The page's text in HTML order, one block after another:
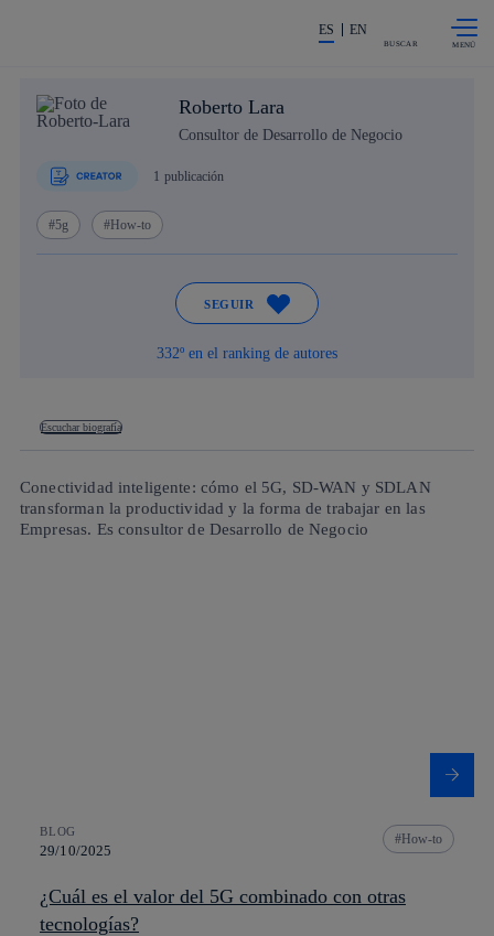
La acción en accionistas e
ES EN
BUSCAR
Roberto Lara
Consultor de Desarrollo de Negocio
1 publicación
5g How-to
SEGUIR
332º en el ranking de autores
Escuchar biografía
Conectividad inteligente: cómo el 5G, SD-WAN y SDLAN
transforman la productividad y la forma de trabajar en las
Empresas. Es consultor de Desarrollo de Negocio
BLOG
29/10/2025
How-to
¿Cuál es el valor del 5G combinado con otras
tecnologías?